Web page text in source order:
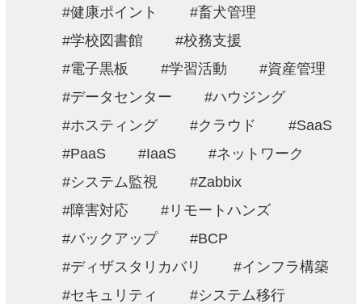
健康ポイント
畜犬管理
学校図書館
校務支援
電子黒板
学習活動
資産管理
データセンター
ハウジング
ホスティング
クラウド
SaaS
PaaS
IaaS
ネットワーク
システム監視
Zabbix
障害対応
リモートハンズ
バックアップ
BCP
ディザスタリカバリ
インフラ構築
セキュリティ
システム移行